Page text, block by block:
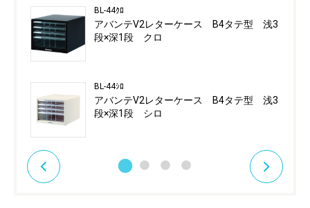
BL-44ｸﾛ
アバンテV2レターケース B4タテ型 浅3
段×深1段 クロ
BL-44ｼﾛ
アバンテV2レターケース B4タテ型 浅3
段×深1段 シロ